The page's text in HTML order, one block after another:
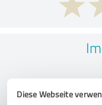
Diese Webseite